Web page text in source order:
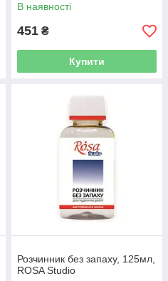
В наявності
451 ₴
Купити
Розчинник без запаху, 125мл,
ROSA Studio